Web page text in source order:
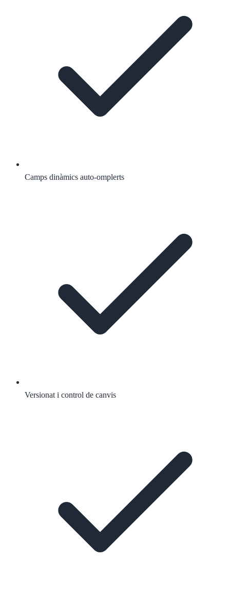
Camps dinàmics auto-omplerts
Versionat i control de canvis